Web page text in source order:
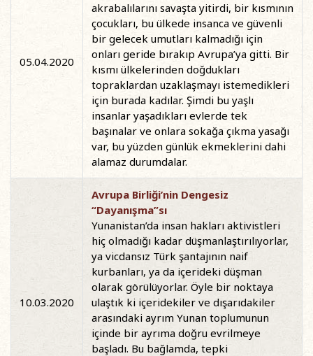
05.04.2020
akrabalılarını savaşta yitirdi, bir kısmının
çocukları, bu ülkede insanca ve güvenli
bir gelecek umutları kalmadığı için
onları geride bırakıp Avrupa’ya gitti. Bir
kısmı ülkelerinden doğdukları
topraklardan uzaklaşmayı istemedikleri
için burada kadılar. Şimdi bu yaşlı
insanlar yaşadıkları evlerde tek
başınalar ve onlara sokağa çıkma yasağı
var, bu yüzden günlük ekmeklerini dahi
alamaz durumdalar.
10.03.2020
Avrupa Birliği’nin Dengesiz
“Dayanışma”sı
Yunanistan’da insan hakları aktivistleri
hiç olmadığı kadar düşmanlaştırılıyorlar,
ya vicdansız Türk şantajının naif
kurbanları, ya da içerideki düşman
olarak görülüyorlar. Öyle bir noktaya
ulaştık ki içeridekiler ve dışarıdakiler
arasındaki ayrım Yunan toplumunun
içinde bir ayrıma doğru evrilmeye
başladı. Bu bağlamda, tepki